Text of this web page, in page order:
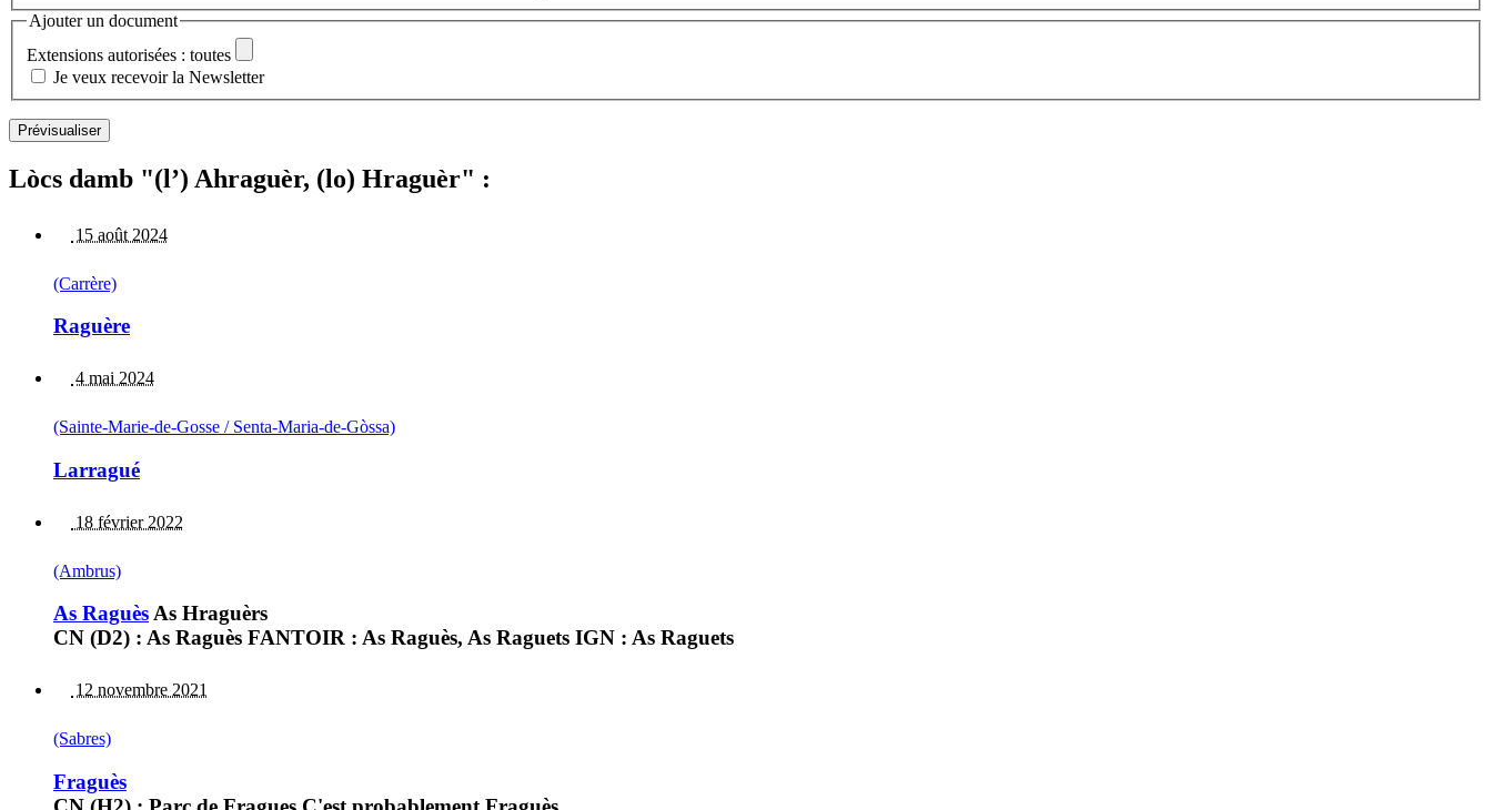
Ajouter un document
Extensions autorisées : toutes
Je veux recevoir la Newsletter
Lòcs damb "(l’) Ahraguèr, (lo) Hraguèr" :
15 août 2024
(Carrère)
Raguère
4 mai 2024
(Sainte-Marie-de-Gosse / Senta-Maria-de-Gòssa)
Larragué
18 février 2022
(Ambrus)
As RaguèsAs Hraguèrs
CN (D2) : As Raguès FANTOIR : As Raguès, As Raguets IGN : As Raguets
12 novembre 2021
(Sabres)
Fraguès